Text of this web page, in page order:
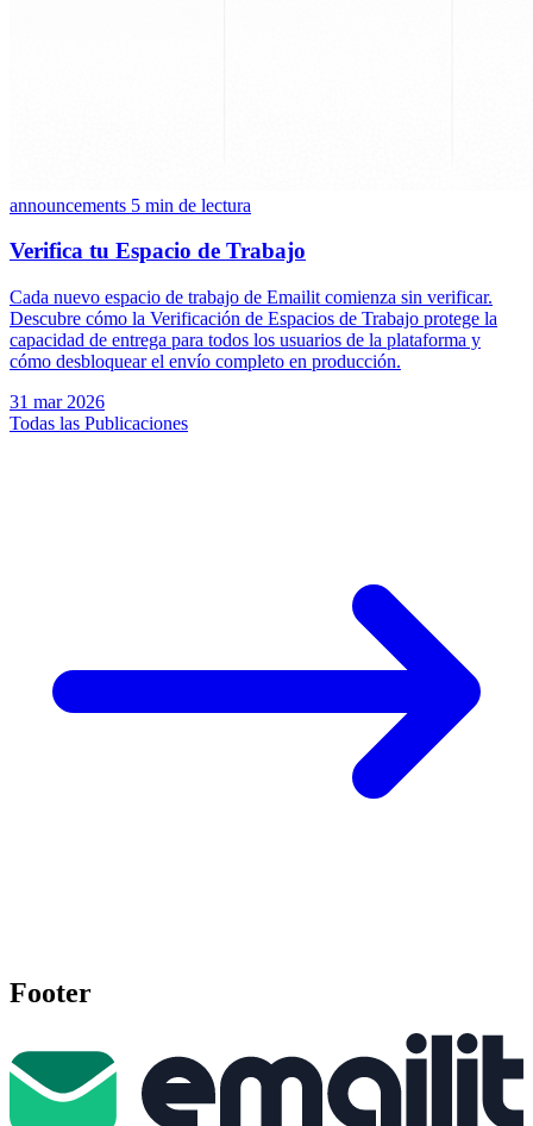
announcements 5 min de lectura
Verifica tu Espacio de Trabajo
Cada nuevo espacio de trabajo de Emailit comienza sin verificar.
Descubre cómo la Verificación de Espacios de Trabajo protege la
capacidad de entrega para todos los usuarios de la plataforma y
cómo desbloquear el envío completo en producción.
31 mar 2026
Todas las Publicaciones
Footer